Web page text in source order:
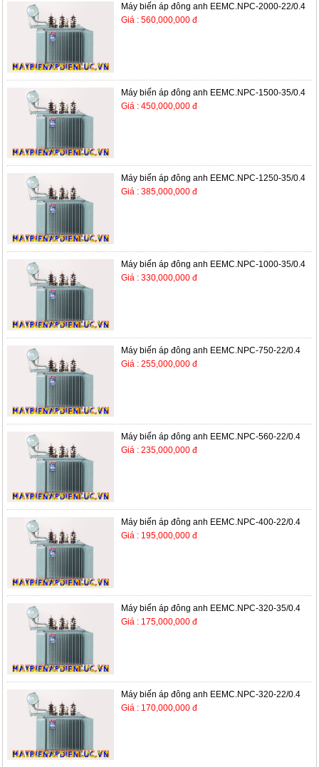
Máy biến áp đông anh EEMC.NPC-2000-22/0.4
Giá : 560,000,000 đ
Máy biến áp đông anh EEMC.NPC-1500-35/0.4
Giá : 450,000,000 đ
Máy biến áp đông anh EEMC.NPC-1250-35/0.4
Giá : 385,000,000 đ
Máy biến áp đông anh EEMC.NPC-1000-35/0.4
Giá : 330,000,000 đ
Máy biến áp đông anh EEMC.NPC-750-22/0.4
Giá : 255,000,000 đ
Máy biến áp đông anh EEMC.NPC-560-22/0.4
Giá : 235,000,000 đ
Máy biến áp đông anh EEMC.NPC-400-22/0.4
Giá : 195,000,000 đ
Máy biến áp đông anh EEMC.NPC-320-35/0.4
Giá : 175,000,000 đ
Máy biến áp đông anh EEMC.NPC-320-22/0.4
Giá : 170,000,000 đ